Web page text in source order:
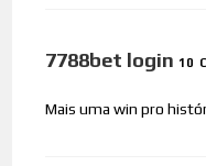
7788bet login 10
Mais uma win pro